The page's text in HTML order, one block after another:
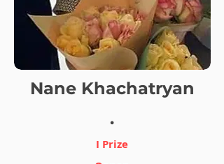
Nane Khachatryan
.
I Prize